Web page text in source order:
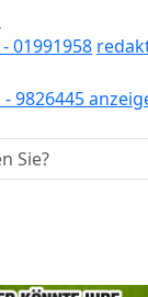
01991958
- 9826445